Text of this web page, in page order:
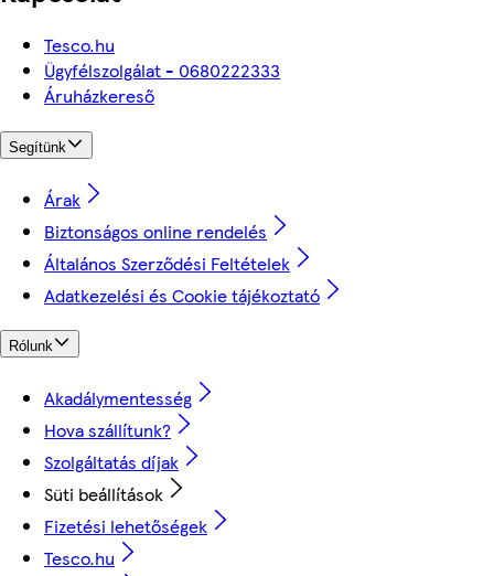
Tesco.hu
Ügyfélszolgálat - 0680222333
Áruházkereső
Segítünk
Árak
Biztonságos online rendelés
Általános Szerződési Feltételek
Adatkezelési és Cookie tájékoztató
Rólunk
Akadálymentesség
Hova szállítunk?
Szolgáltatás díjak
Süti beállítások
Fizetési lehetőségek
Tesco.hu